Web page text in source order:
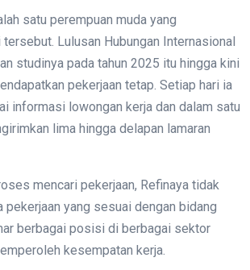
satu perempuan muda yang
Lulusan Hubungan Internasional
studinya pada tahun 2025 itu hingga kini
pekerjaan tetap. Setiap hari ia
informasi lowongan kerja dan dalam satu
lima hingga delapan lamaran
mencari pekerjaan, Refinaya tidak
yang sesuai dengan bidang
berbagai posisi di berbagai sektor
kesempatan kerja.